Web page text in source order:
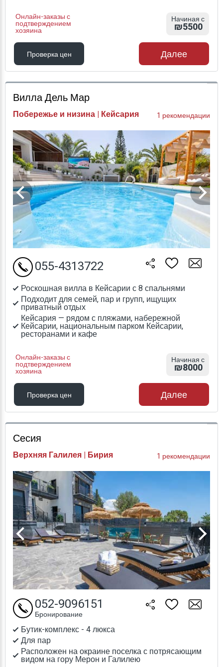
Онлайн-заказы с
подтверждением
хозяина
Начиная с
₪5500
Проверка цен
Проверка цен
Далее
Вилла Дель Мар
Побережье и низина | Кейсария 1 рекомендации
Роскошная вилла в Кейсарии с 8 спальнями
Подходит для семей, пар и групп, ищущих
приватный отдых
Кейсария — рядом с пляжами, набережной
Кейсарии, национальным парком Кейсарии,
ресторанами и кафе
Онлайн-заказы с
подтверждением
хозяина
055-4313722
Начиная с
₪8000
Проверка цен
Проверка цен
Далее
Сесия
Верхняя Галилея | Бирия 1 рекомендации
Бутик-комплекс - 4 люкса
Для пар
Расположен на окраине поселка с потрясающим
видом на гору Мерон и Галилею
052-9096151
Бронирование